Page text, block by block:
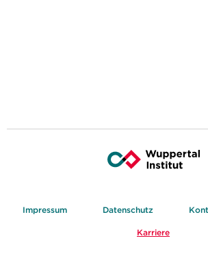
Impressum Datenschutz
Karriere